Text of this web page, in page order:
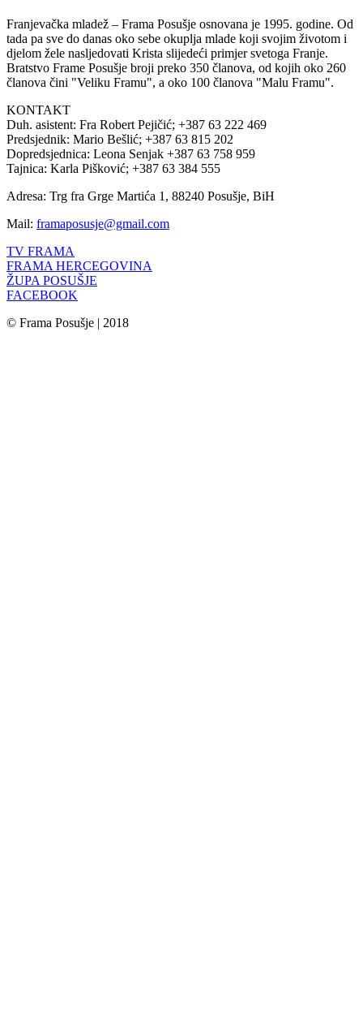
Franjevačka mladež – Frama Posušje osnovana je 1995. godine. Od
tada pa sve do danas oko sebe okuplja mlade koji svojim životom i
djelom žele nasljedovati Krista slijedeći primjer svetoga Franje.
Bratstvo Frame Posušje broji preko 350 članova, od kojih oko 260
članova čini "Veliku Framu", a oko 100 članova "Malu Framu".
KONTAKT
Duh. asistent: Fra Robert Pejičić; +387 63 222 469
Predsjednik: Mario Bešlić; +387 63 815 202
Dopredsjednica: Leona Senjak +387 63 758 959
Tajnica: Karla Pišković; +387 63 384 555
Adresa: Trg fra Grge Martića 1, 88240 Posušje, BiH
Mail: framaposusje@gmail.com
TV FRAMA
FRAMA HERCEGOVINA
ŽUPA POSUŠJE
FACEBOOK
© Frama Posušje | 2018